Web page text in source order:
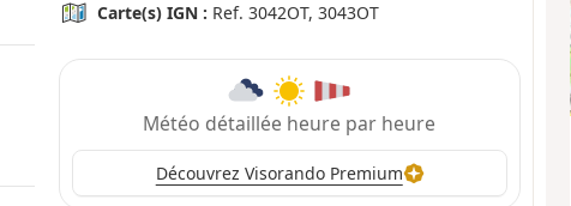
Carte(s) IGN : Ref. 3042OT, 3043OT
Météo détaillée heure par heure
Découvrez Visorando Premium